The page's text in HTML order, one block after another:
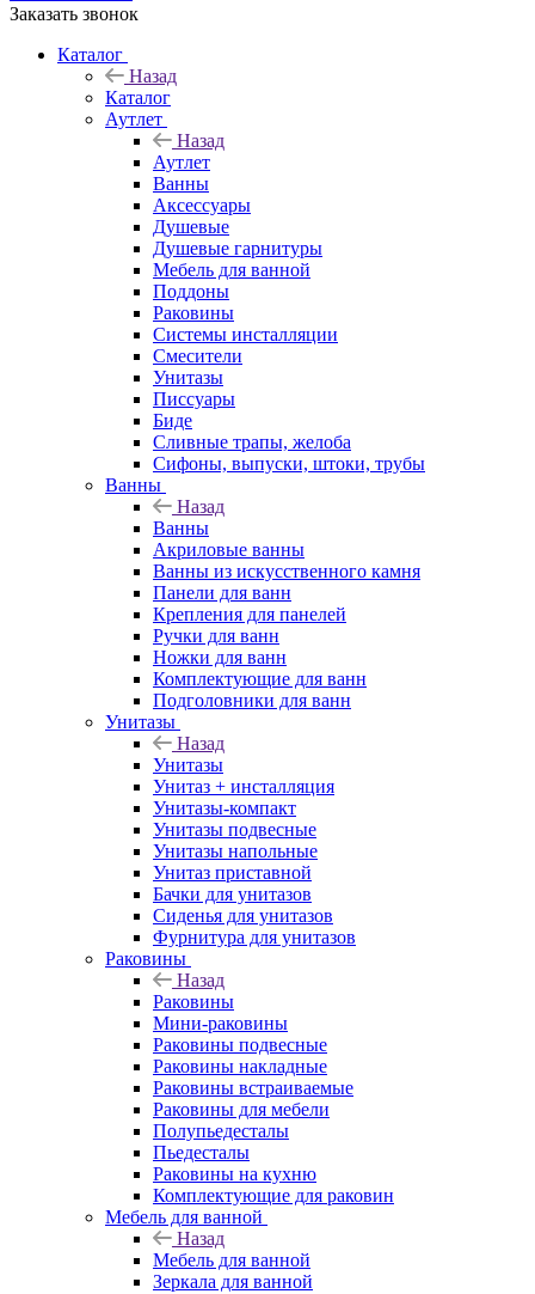
Заказать звонок
Каталог
Назад
Каталог
Аутлет
Назад
Аутлет
Ванны
Аксессуары
Душевые
Душевые гарнитуры
Мебель для ванной
Поддоны
Раковины
Системы инсталляции
Смесители
Унитазы
Писсуары
Биде
Сливные трапы, желоба
Сифоны, выпуски, штоки, трубы
Ванны
Назад
Ванны
Акриловые ванны
Ванны из искусственного камня
Панели для ванн
Крепления для панелей
Ручки для ванн
Ножки для ванн
Комплектующие для ванн
Подголовники для ванн
Унитазы
Назад
Унитазы
Унитаз + инсталляция
Унитазы-компакт
Унитазы подвесные
Унитазы напольные
Унитаз приставной
Бачки для унитазов
Сиденья для унитазов
Фурнитура для унитазов
Раковины
Назад
Раковины
Мини-раковины
Раковины подвесные
Раковины накладные
Раковины встраиваемые
Раковины для мебели
Полупьедесталы
Пьедесталы
Раковины на кухню
Комплектующие для раковин
Мебель для ванной
Назад
Мебель для ванной
Зеркала для ванной